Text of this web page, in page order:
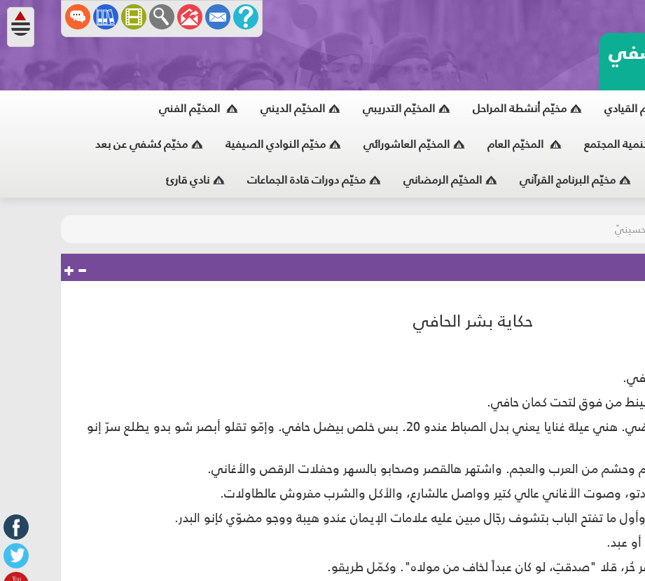
القيادي مخيّم أنشطة المراحل المخيّم التدريبي المخيّم الديني المخيّم الفني
المجتمع المخيّم العام المخيّم العاشورائي مخيّم النوادي الصيفية مخيّم كشفي عن بعد
مخيّم البرنامج القرآني المخيّم الرمضاني مخيّم دورات قادة الجماعات نادي قارئ
حكاية بشر الحافي
من فوق لتحت كمان حافي.
وإمو تلحقو بالصباط من ميلة لميلة، بس عالفاضي. هني عيلة غنايا يعني بدل الصباط عندو 20. بس خلص بيضل حافي. وإمّو تقلو أبصر شو بدو يطلع سرّ إنو
وحشم من العرب والعجم. واشتهر هالقصر وصحابو بالسهر وحفلات الرقص والأغاني.
وصوت الأغاني عالي كتير وواصل عالشارع، والأكل والشرب مفروش عالطاولات.
ما تفتح الباب بتشوف رجّال مبين عليه علامات الإيمان عندو هيبة ووجو مضوّي كإنو البدر.
عبد.
قلا "صدقتِ، لو كان عبداً لخاف من مولاه". وكمّل طريقو.